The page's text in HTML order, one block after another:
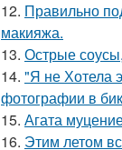
12. Правильно
макияжа.
13. Острые
14. "Я не Хотела
фотографии в
15. Агата
16. Этим летом